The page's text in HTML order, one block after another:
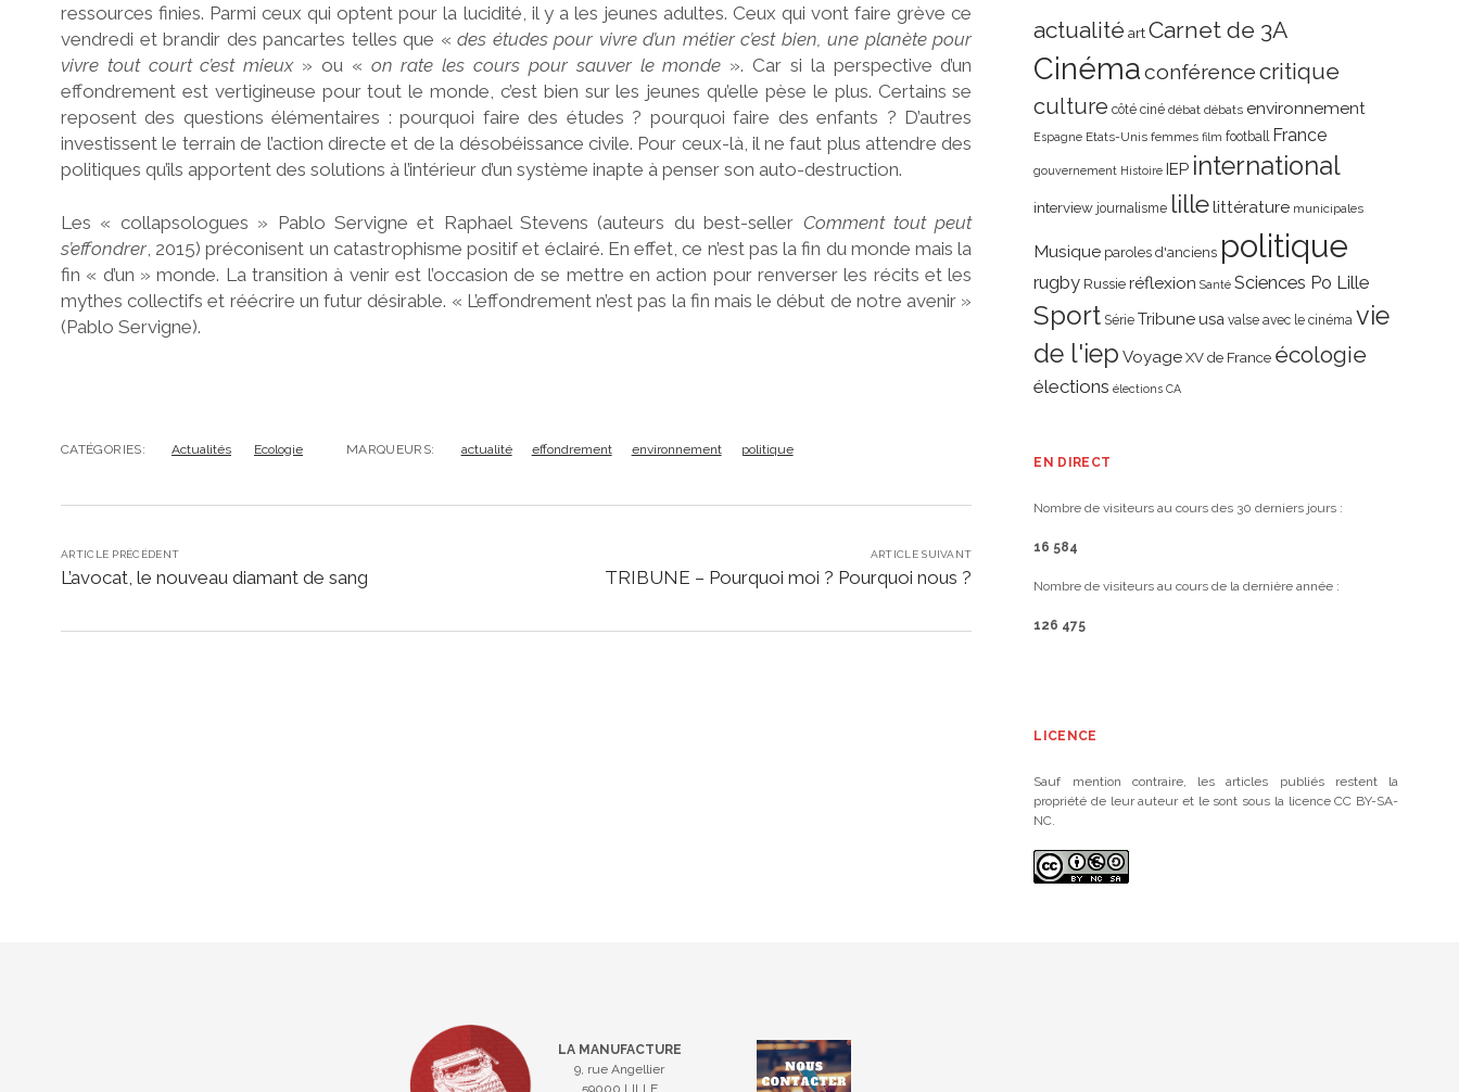
ressources finies. Parmi ceux qui optent pour la lucidité, il y a les jeunes adultes. Ceux qui vont faire grève ce
vendredi et brandir des pancartes telles que «des études pour vivre d’un métier c’est bien, une planète pour
vivre tout court c’est mieux » ou « on rate les cours pour sauver le monde ». Car si la perspective d’un
effondrement est vertigineuse pour tout le monde, c’est bien sur les jeunes qu’elle pèse le plus. Certains se
reposent des questions élémentaires : pourquoi faire des études ? pourquoi faire des enfants ? D’autres
investissent le terrain de l’action directe et de la désobéissance civile. Pour ceux-là, il ne faut plus attendre des
politiques qu’ils apportent des solutions à l’intérieur d’un système inapte à penser son auto-destruction.
Les « collapsologues » Pablo Servigne et Raphael Stevens (auteurs du best-seller Comment tout peut
s’effondrer, 2015) préconisent un catastrophisme positif et éclairé. En effet, ce n’est pas la fin du monde mais la
fin « d’un » monde. La transition à venir est l’occasion de se mettre en action pour renverser les récits et les
mythes collectifs et réécrire un futur désirable. « L’effondrement n’est pas la fin mais le début de notre avenir »
(Pablo Servigne).
CATÉGORIES: Actualités Ecologie MARQUEURS: actualité effondrement environnement politique
ARTICLE PRÉCÉDENT
L’avocat, le nouveau diamant de sang
ARTICLE SUIVANT
TRIBUNE – Pourquoi moi ? Pourquoi nous ?
actualité art Carnet de 3A
Cinémaconférencecritique
culture côté ciné débat débats environnement
Espagne Etats-Unis femmes film football France
gouvernement Histoire IEP international
interview journalisme lillelittérature municipales
Musique paroles d'anciens politique
rugby Russie réflexion Santé Sciences Po Lille
Sport Série Tribune usa valse avec le cinéma vie
de l'iep Voyage XV de France écologie
élections élections CA
EN DIRECT
Nombre de visiteurs au cours des 30 derniers jours :
16 584
Nombre de visiteurs au cours de la dernière année :
126 475
LICENCE
Sauf mention contraire, les articles publiés restent la
propriété de leur auteur et le sont sous la licence CC BY-SA-
NC.
LA MANUFACTURE
9, rue Angellier
59000 LILLE